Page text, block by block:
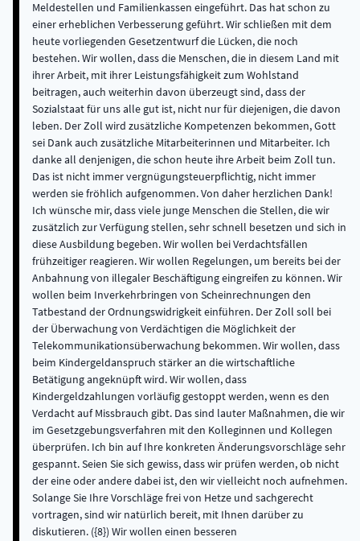
Meldestellen und Familienkassen eingeführt. Das hat schon zu
einer erheblichen Verbesserung geführt. Wir schließen mit dem
heute vorliegenden Gesetzentwurf die Lücken, die noch
bestehen. Wir wollen, dass die Menschen, die in diesem Land mit
ihrer Arbeit, mit ihrer Leistungsfähigkeit zum Wohlstand
beitragen, auch weiterhin davon überzeugt sind, dass der
Sozialstaat für uns alle gut ist, nicht nur für diejenigen, die davon
leben. Der Zoll wird zusätzliche Kompetenzen bekommen, Gott
sei Dank auch zusätzliche Mitarbeiterinnen und Mitarbeiter. Ich
danke all denjenigen, die schon heute ihre Arbeit beim Zoll tun.
Das ist nicht immer vergnügungsteuerpflichtig, nicht immer
werden sie fröhlich aufgenommen. Von daher herzlichen Dank!
Ich wünsche mir, dass viele junge Menschen die Stellen, die wir
zusätzlich zur Verfügung stellen, sehr schnell besetzen und sich in
diese Ausbildung begeben. Wir wollen bei Verdachtsfällen
frühzeitiger reagieren. Wir wollen Regelungen, um bereits bei der
Anbahnung von illegaler Beschäftigung eingreifen zu können. Wir
wollen beim Inverkehrbringen von Scheinrechnungen den
Tatbestand der Ordnungswidrigkeit einführen. Der Zoll soll bei
der Überwachung von Verdächtigen die Möglichkeit der
Telekommunikationsüberwachung bekommen. Wir wollen, dass
beim Kindergeldanspruch stärker an die wirtschaftliche
Betätigung angeknüpft wird. Wir wollen, dass
Kindergeldzahlungen vorläufig gestoppt werden, wenn es den
Verdacht auf Missbrauch gibt. Das sind lauter Maßnahmen, die wir
im Gesetzgebungsverfahren mit den Kolleginnen und Kollegen
überprüfen. Ich bin auf Ihre konkreten Änderungsvorschläge sehr
gespannt. Seien Sie sich gewiss, dass wir prüfen werden, ob nicht
der eine oder andere dabei ist, den wir vielleicht noch aufnehmen.
Solange Sie Ihre Vorschläge frei von Hetze und sachgerecht
vortragen, sind wir natürlich bereit, mit Ihnen darüber zu
diskutieren. ({8}) Wir wollen einen besseren